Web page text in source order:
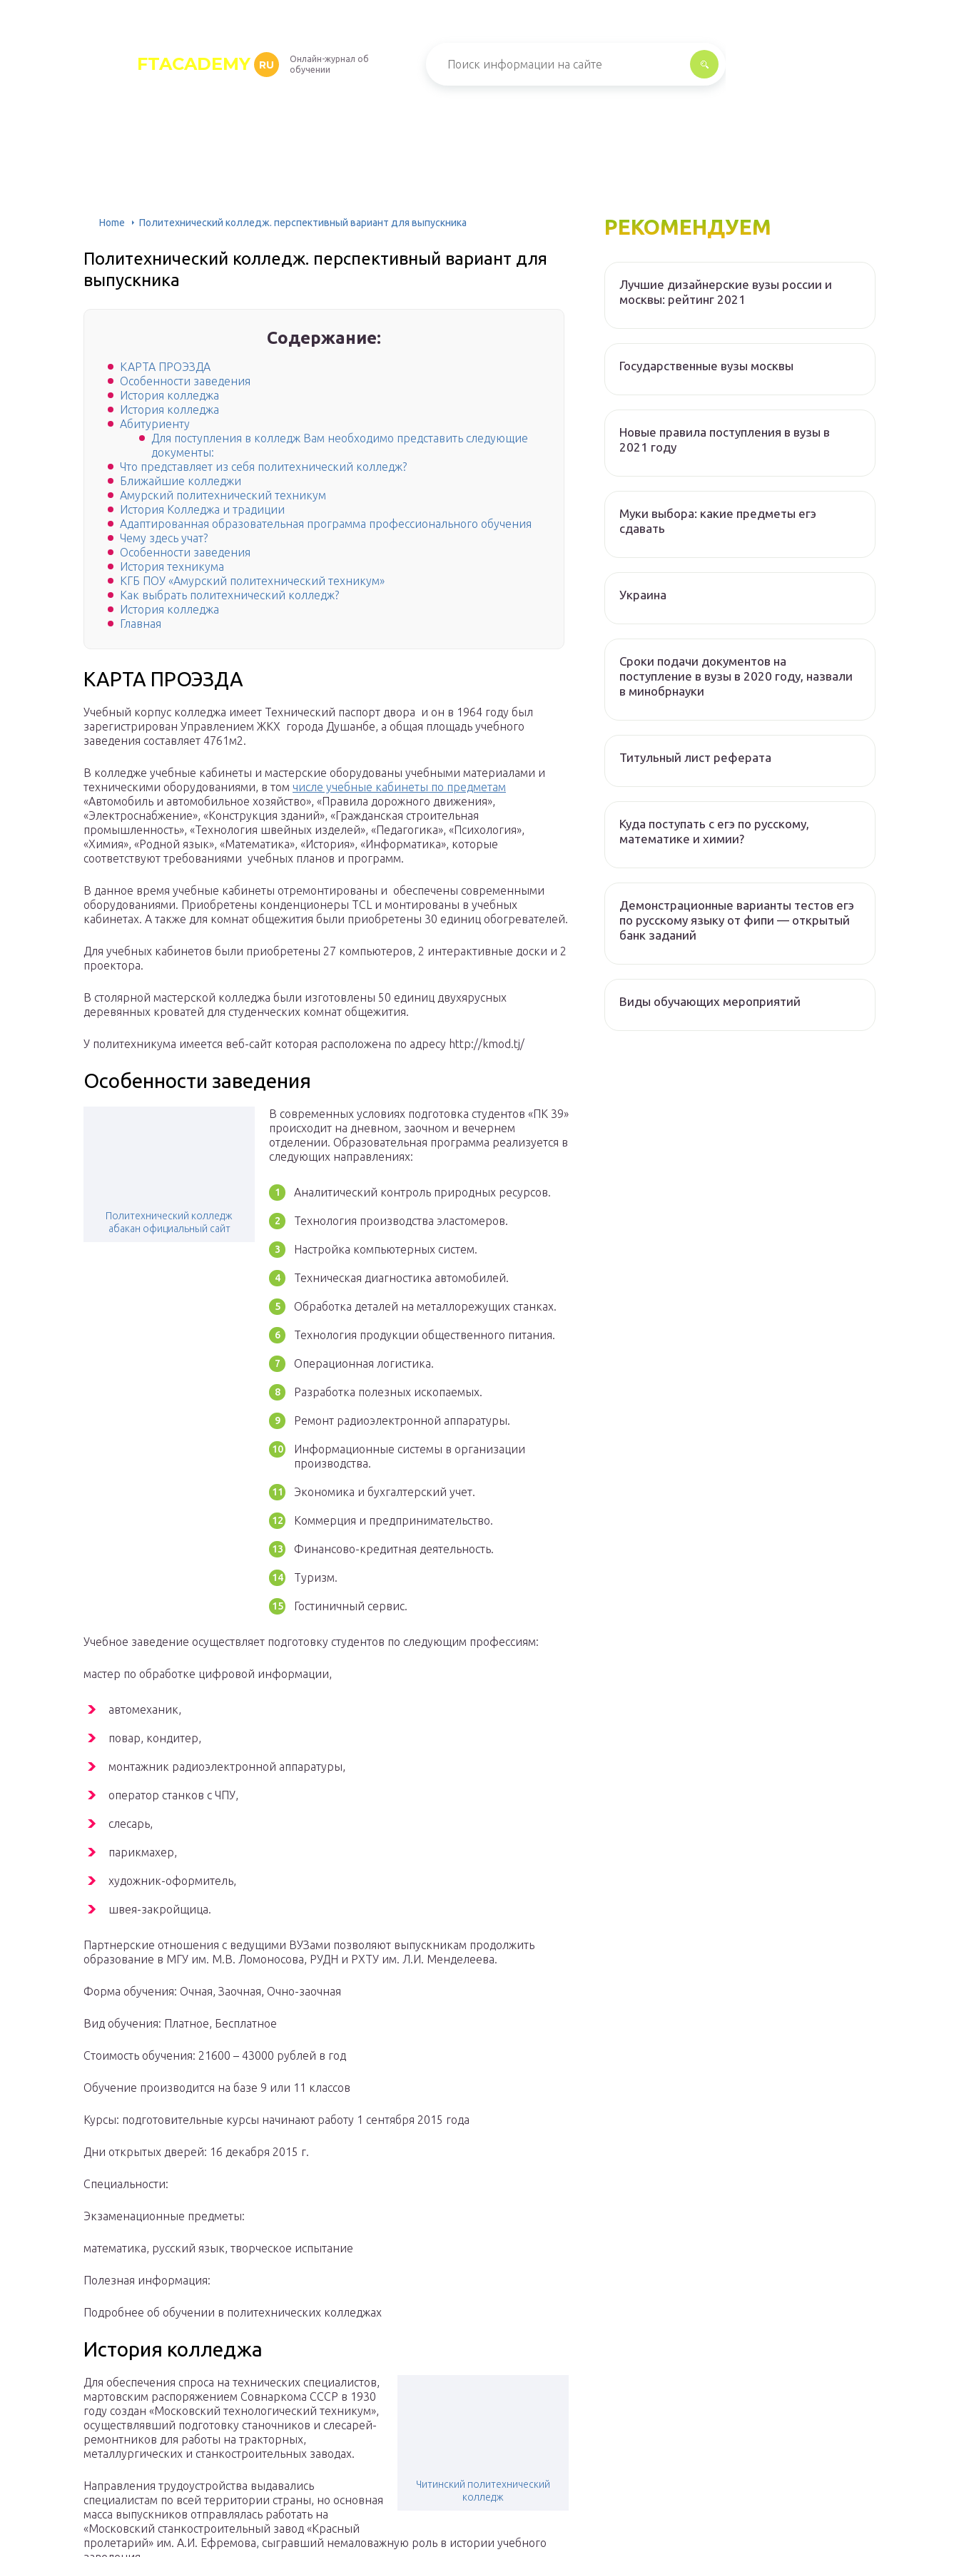
FTACADEMY RU
Онлайн-журнал об
обучении
Home Политехнический колледж. перспективный вариант для выпускника
Политехнический колледж. перспективный вариант для
выпускника
Содержание:
КАРТА ПРОЭЗДА
Особенности заведения
История колледжа
История колледжа
Абитуриенту
Для поступления в колледж Вам необходимо представить следующие
документы:
Что представляет из себя политехнический колледж?
Ближайшие колледжи
Амурский политехнический техникум
История Колледжа и традиции
Адаптированная образовательная программа профессионального обучения
Чему здесь учат?
Особенности заведения
История техникума
КГБ ПОУ «Амурский политехнический техникум»
Как выбрать политехнический колледж?
История колледжа
Главная
КАРТА ПРОЭЗДА
Учебный корпус колледжа имеет Технический паспорт двора и он в 1964 году был
зарегистрирован Управлением ЖКХ города Душанбе, а общая площадь учебного
заведения составляет 4761м2.
В колледже учебные кабинеты и мастерские оборудованы учебными материалами и
техническими оборудованиями, в том числе учебные кабинеты по предметам
«Автомобиль и автомобильное хозяйство», «Правила дорожного движения»,
«Электроснабжение», «Конструкция зданий», «Гражданская строительная
промышленность», «Технология швейных изделей», «Педагогика», «Психология»,
«Химия», «Родной язык», «Математика», «История», «Информатика», которые
соответствуют требованиями учебных планов и программ.
В данное время учебные кабинеты отремонтированы и обеспечены современными
оборудованиями. Приобретены конденционеры TCL и монтированы в учебных
кабинетах. А также для комнат общежития были приобретены 30 единиц обогревателей.
Для учебных кабинетов были приобретены 27 компьютеров, 2 интерактивные доски и 2
проектора.
В столярной мастерской колледжа были изготовлены 50 единиц двухярусных
деревянных кроватей для студенческих комнат общежития.
У политехникума имеется веб-сайт которая расположена по адресу http://kmod.tj/
Особенности заведения
Политехнический колледж
абакан официальный сайт
В современных условиях подготовка студентов «ПК 39»
происходит на дневном, заочном и вечернем
отделении. Образовательная программа реализуется в
следующих направлениях:
Аналитический контроль природных ресурсов.
Технология производства эластомеров.
Настройка компьютерных систем.
Техническая диагностика автомобилей.
Обработка деталей на металлорежущих станках.
Технология продукции общественного питания.
Операционная логистика.
Разработка полезных ископаемых.
Ремонт радиоэлектронной аппаратуры.
Информационные системы в организации
производства.
Экономика и бухгалтерский учет.
Коммерция и предпринимательство.
Финансово-кредитная деятельность.
Туризм.
Гостиничный сервис.
Учебное заведение осуществляет подготовку студентов по следующим профессиям:
мастер по обработке цифровой информации,
автомеханик,
повар, кондитер,
монтажник радиоэлектронной аппаратуры,
оператор станков с ЧПУ,
слесарь,
парикмахер,
художник-оформитель,
швея-закройщица.
Партнерские отношения с ведущими ВУЗами позволяют выпускникам продолжить
образование в МГУ им. М.В. Ломоносова, РУДН и РХТУ им. Л.И. Менделеева.
Форма обучения: Очная, Заочная, Очно-заочная
Вид обучения: Платное, Бесплатное
Стоимость обучения: 21600 – 43000 рублей в год
Обучение производится на базе 9 или 11 классов
Курсы: подготовительные курсы начинают работу 1 сентября 2015 года
Дни открытых дверей: 16 декабря 2015 г.
Специальности:
Экзаменационные предметы:
математика, русский язык, творческое испытание
Полезная информация:
Подробнее об обучении в политехнических колледжах
История колледжа
Читинский политехнический
колледж
Для обеспечения спроса на технических специалистов,
мартовским распоряжением Совнаркома СССР в 1930
году создан «Московский технологический техникум»,
осуществлявший подготовку станочников и слесарей-
ремонтников для работы на тракторных,
металлургических и станкостроительных заводах.
Направления трудоустройства выдавались
специалистам по всей территории страны, но основная
масса выпускников отправлялась работать на
«Московский станкостроительный завод «Красный
пролетарий» им. А.И. Ефремова, сыгравший немаловажную роль в истории учебного
РЕКОМЕНДУЕМ
Лучшие дизайнерские вузы россии и
москвы: рейтинг 2021
Государственные вузы москвы
Новые правила поступления в вузы в
2021 году
Муки выбора: какие предметы егэ
сдавать
Украина
Сроки подачи документов на
поступление в вузы в 2020 году, назвали
в минобрнауки
Титульный лист реферата
Куда поступать с егэ по русскому,
математике и химии?
Демонстрационные варианты тестов егэ
по русскому языку от фипи — открытый
банк заданий
Виды обучающих мероприятий